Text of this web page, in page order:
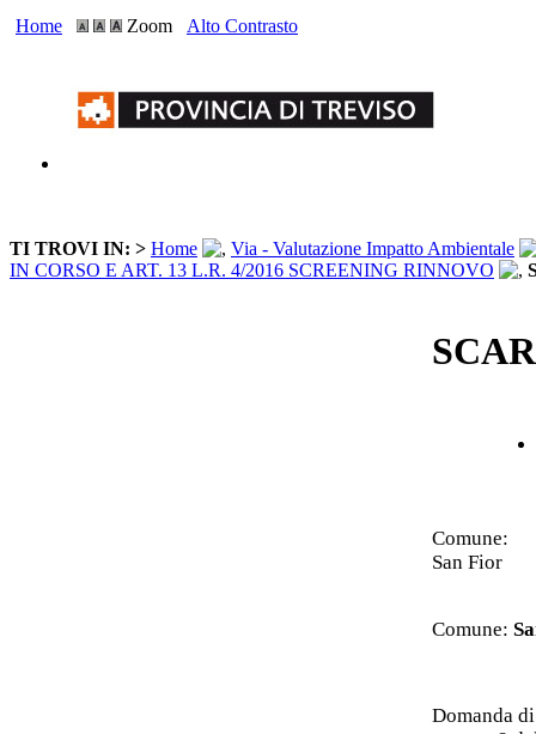
Home Zoom Alto Contrasto
TI TROVI IN: > Home
Via - Valutazione Impatto Ambientale
IN CORSO E ART. 13 L.R. 4/2016 SCREENING RINNOVO
Comune:
San Fior
Comune:
Domanda